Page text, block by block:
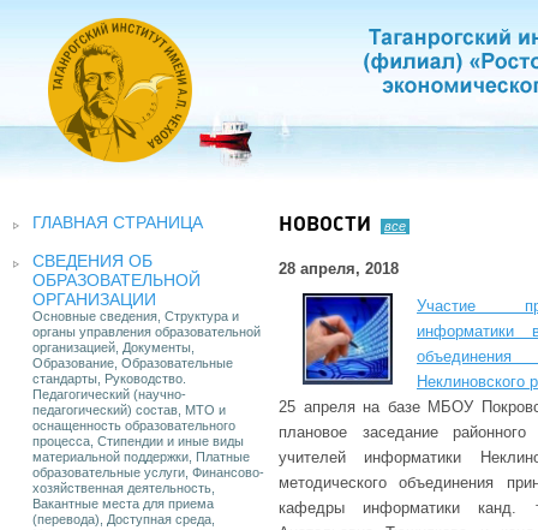
ГЛАВНАЯ СТРАНИЦА
СВЕДЕНИЯ ОБ
ОБРАЗОВАТЕЛЬНОЙ
ОРГАНИЗАЦИИ
Основные сведения, Структура и
органы управления образовательной
организацией, Документы,
Образование, Образовательные
стандарты, Руководство.
Педагогический (научно-
педагогический) состав, МТО и
оснащенность образовательного
процесса, Стипендии и иные виды
материальной поддержки, Платные
образовательные услуги, Финансово-
хозяйственная деятельность,
Вакантные места для приема
(перевода), Доступная среда,
НОВОСТИ все
28 апреля, 2018
Участие
информатики
Неклиновского
25 апреля на базе МБОУ
плановое заседание районного
учителей информатики
методического объединения
кафедры информатики канд.